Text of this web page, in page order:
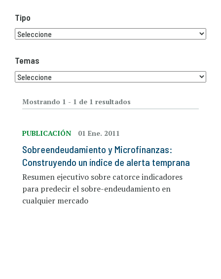
Tipo
Temas
Mostrando 1 - 1 de 1 resultados
PUBLICACIÓN 01 Ene. 2011
Sobreendeudamiento y Microfinanzas:
Construyendo un índice de alerta temprana
Resumen ejecutivo sobre catorce indicadores
para predecir el sobre-endeudamiento en
cualquier mercado